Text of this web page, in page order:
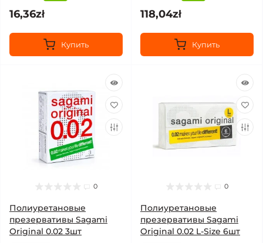
16,36zł
Купить
118,04zł
Купить
0
Полиуретановые
презервативы Sagami
Original 0.02 3шт
0
Полиуретановые
презервативы Sagami
Original 0.02 L-Size 6шт